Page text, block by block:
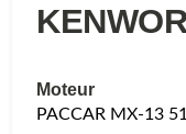
Moteur
PACCAR MX-13